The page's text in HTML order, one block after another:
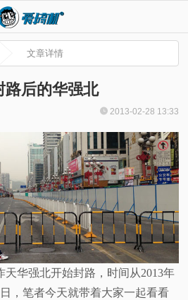
文章详情
路后的华强北
2013-02-28 13:33
天华强北开始封路，时间从2013年
，笔者今天就带着大家一起看看